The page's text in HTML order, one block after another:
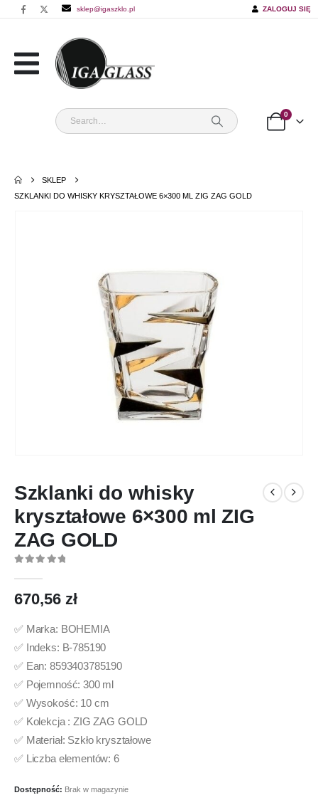
sklep@igaszklo.pl ZALOGUJ SIĘ
0
SKLEP
SZKLANKI DO WHISKY KRYSZTAŁOWE 6×300 ML ZIG ZAG GOLD
Szklanki do whisky
kryształowe 6×300 ml ZIG
ZAG GOLD
670,56 zł
✅ Marka: BOHEMIA
✅ Indeks: B-785190
✅ Ean: 8593403785190
✅ Pojemność: 300 ml
✅ Wysokość: 10 cm
✅ Kolekcja : ZIG ZAG GOLD
✅ Materiał: Szkło kryształowe
✅ Liczba elementów: 6
Dostępność: Brak w magazynie